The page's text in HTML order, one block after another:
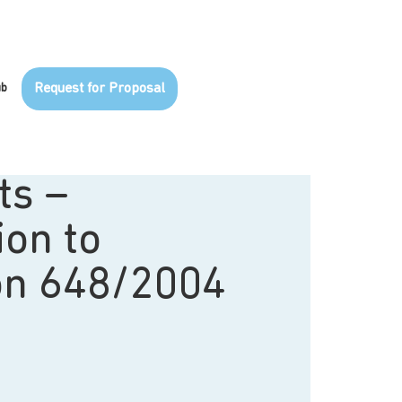
Request for Proposal
–
to
648/2004